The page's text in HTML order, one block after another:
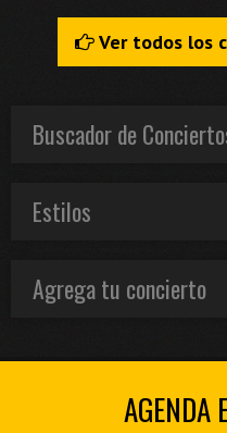
Ver todos los
Buscador de
Estilos
Agrega tu concierto
AGENDA